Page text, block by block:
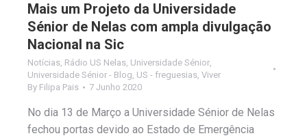
Mais um Projeto da Universidade
Sénior de Nelas com ampla divulgação
Nacional na Sic
Notícias, Rádio US Nelas, Universidade Sénior,
Universidade Sénior - Blog, US - freguesias, Viver
By Filipa Pais 7 Junho 2020
No dia 13 de Março a Universidade Sénior de Nelas
fechou portas devido ao Estado de Emergência